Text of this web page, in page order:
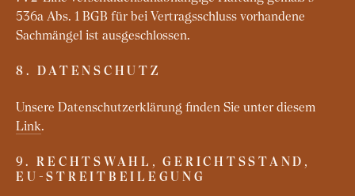
536a Abs. 1 BGB für bei Vertragsschluss vorhandene
Sachmängel ist ausgeschlossen.
8. DATENSCHUTZ
Unsere Datenschutzerklärung finden Sie unter diesem
Link.
9. RECHTSWAHL, GERICHTSSTAND,
EU-STREITBEILEGUNG